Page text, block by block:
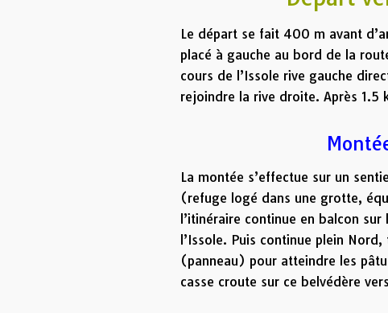
Le départ se fait 400 m avant
placé à gauche au bord de la
cours de l’Issole rive gauche
rejoindre la rive droite. Après 1.5
La montée s’effectue sur un
(refuge logé dans une grotte,
l’itinéraire continue en balcon
l’Issole. Puis continue plein
(panneau) pour atteindre les
casse croute sur ce belvédère